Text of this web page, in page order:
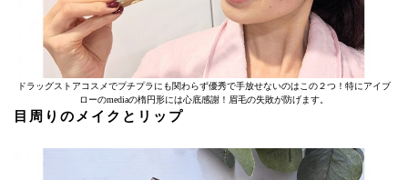
ドラッグストアコスメでプチプラにも関わらず優秀で手放せないのはこの２つ！特にアイブ
ローのmediaの楕円形には心底感謝！眉毛の失敗が防げます。
目周りのメイクとリップ